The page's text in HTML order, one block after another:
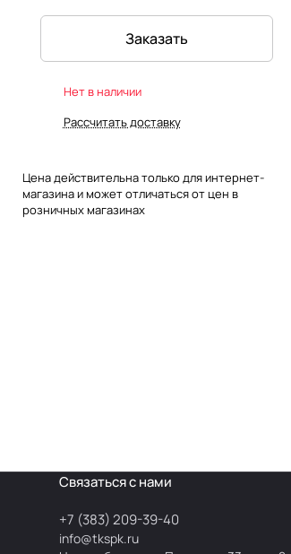
Заказать
Нет в наличии
Рассчитать доставку
Цена действительна только для интернет-
магазина и может отличаться от цен в
розничных магазинах
Связаться с нами
+7 (383) 209-39-40
info@tkspk.ru